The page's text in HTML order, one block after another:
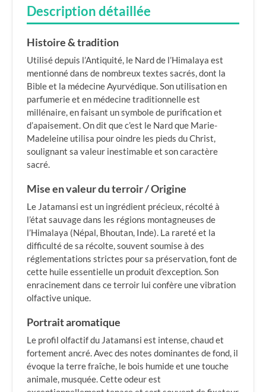
Description détaillée
Histoire & tradition
Utilisé depuis l’Antiquité, le Nard de l’Himalaya est
mentionné dans de nombreux textes sacrés, dont la
Bible et la médecine Ayurvédique. Son utilisation en
parfumerie et en médecine traditionnelle est
millénaire, en faisant un symbole de purification et
d’apaisement. On dit que c’est le Nard que Marie-
Madeleine utilisa pour oindre les pieds du Christ,
soulignant sa valeur inestimable et son caractère
sacré.
Mise en valeur du terroir / Origine
Le Jatamansi est un ingrédient précieux, récolté à
l’état sauvage dans les régions montagneuses de
l’Himalaya (Népal, Bhoutan, Inde). La rareté et la
difficulté de sa récolte, souvent soumise à des
réglementations strictes pour sa préservation, font de
cette huile essentielle un produit d’exception. Son
enracinement dans ce terroir lui confère une vibration
olfactive unique.
Portrait aromatique
Le profil olfactif du Jatamansi est intense, chaud et
fortement ancré. Avec des notes dominantes de fond, il
évoque la terre fraîche, le bois humide et une touche
animale, musquée. Cette odeur est